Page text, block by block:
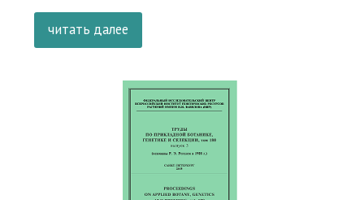
читать далее